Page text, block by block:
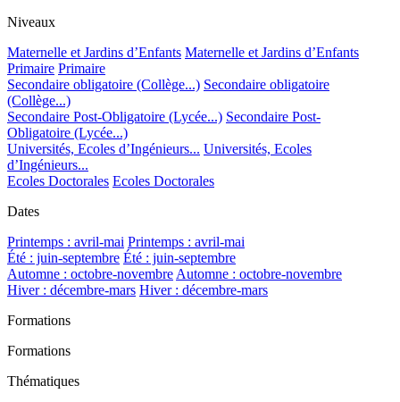
Niveaux
Maternelle et Jardins d’Enfants Maternelle et Jardins d’Enfants
Primaire Primaire
Secondaire obligatoire (Collège...) Secondaire obligatoire
(Collège...)
Secondaire Post-Obligatoire (Lycée...) Secondaire Post-
Obligatoire (Lycée...)
Universités, Ecoles d’Ingénieurs... Universités, Ecoles
d’Ingénieurs...
Ecoles Doctorales Ecoles Doctorales
Dates
Printemps : avril-mai Printemps : avril-mai
Été : juin-septembre Été : juin-septembre
Automne : octobre-novembre Automne : octobre-novembre
Hiver : décembre-mars Hiver : décembre-mars
Formations
Formations
Thématiques